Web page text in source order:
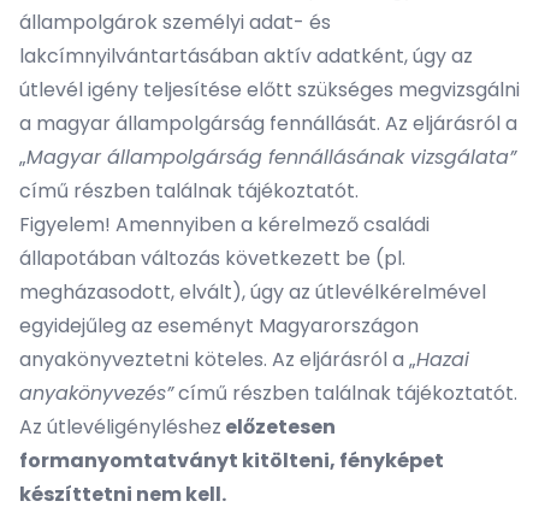
állampolgárok személyi adat- és
lakcímnyilvántartásában aktív adatként, úgy az
útlevél igény teljesítése előtt szükséges megvizsgálni
a magyar állampolgárság fennállását. Az eljárásról a
„Magyar állampolgárság fennállásának vizsgálata”
című részben találnak tájékoztatót.
Figyelem! Amennyiben a kérelmező családi
állapotában változás következett be (pl.
megházasodott, elvált), úgy az útlevélkérelmével
egyidejűleg az eseményt Magyarországon
anyakönyveztetni köteles. Az eljárásról a „Hazai
anyakönyvezés”című részben találnak tájékoztatót.
Az útlevéligényléshez előzetesen
formanyomtatványt kitölteni, fényképet
készíttetni nem kell.